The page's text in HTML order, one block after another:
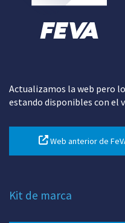
Actualizamos la web pero
estando disponibles con el
Web anterior de
Kit de marca